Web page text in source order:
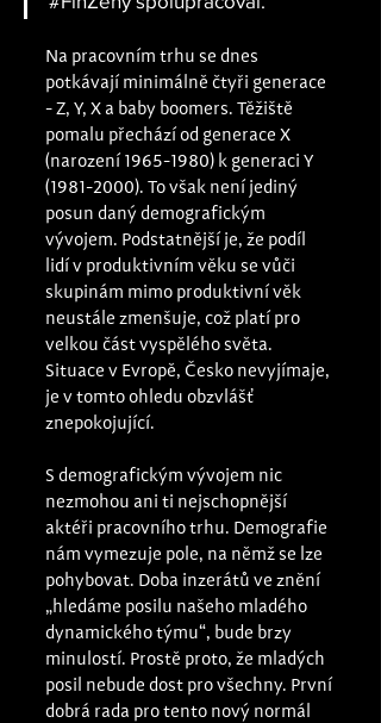
Na pracovním trhu se dnes
potkávají minimálně čtyři generace
- Z, Y, X a baby boomers. Těžiště
pomalu přechází od generace X
(narození 1965-1980) k generaci Y
(1981-2000). To však není jediný
posun daný demografickým
vývojem. Podstatnější je, že podíl
lidí v produktivním věku se vůči
skupinám mimo produktivní věk
neustále zmenšuje, což platí pro
velkou část vyspělého světa.
Situace v Evropě, Česko nevyjímaje,
je v tomto ohledu obzvlášť
znepokojující.
S demografickým vývojem nic
nezmohou ani ti nejschopnější
aktéři pracovního trhu. Demografie
nám vymezuje pole, na němž se lze
pohybovat. Doba inzerátů ve znění
„hledáme posilu našeho mladého
dynamického týmu“, bude brzy
minulostí. Prostě proto, že mladých
posil nebude dost pro všechny. První
dobrá rada pro tento nový normál